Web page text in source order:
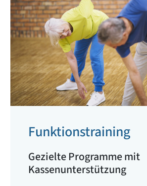
Funktionstraining
Gezielte Programme mit
Kassenunterstützung